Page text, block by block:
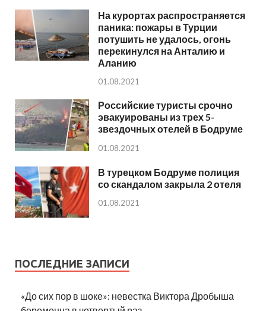
На курортах распространяется
паника: пожары в Турции
потушить не удалось, огонь
перекинулся на Анталию и
Аланию
01.08.2021
Российские туристы срочно
эвакуированы из трех 5-
звездочных отелей в Бодруме
01.08.2021
В турецком Бодруме полиция
со скандалом закрыла 2 отеля
01.08.2021
ПОСЛЕДНИЕ ЗАПИСИ
«До сих пор в шоке»: невестка Виктора Дробыша